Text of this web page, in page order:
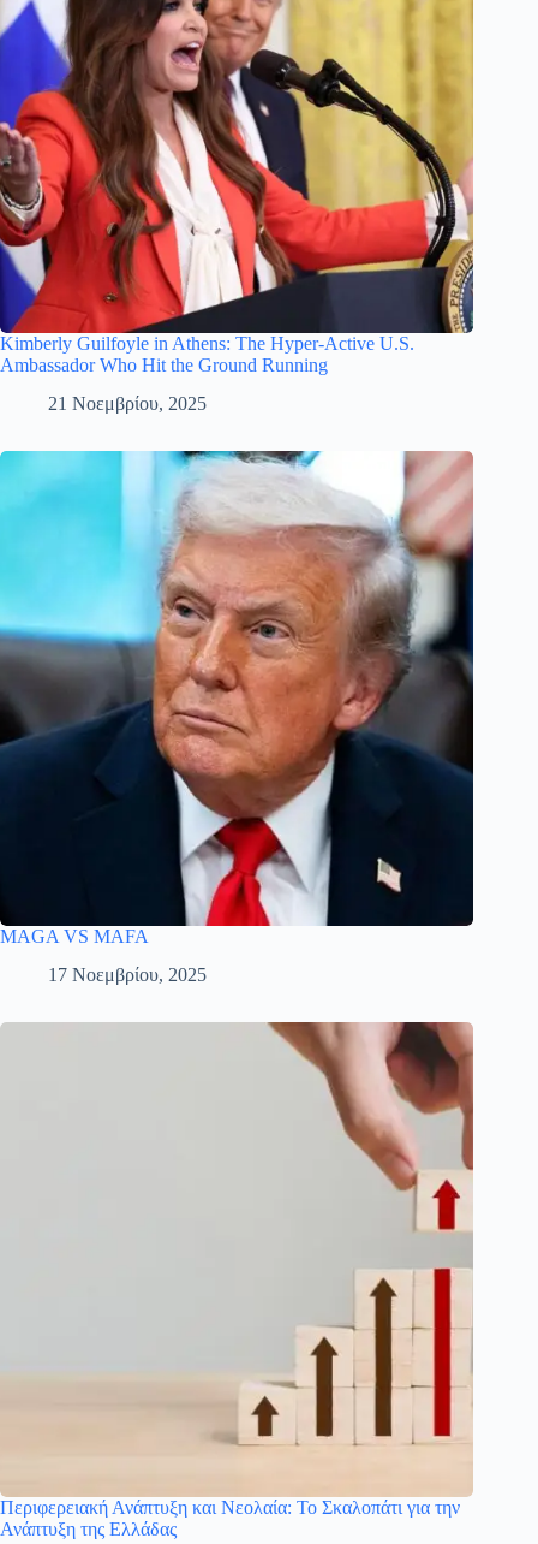
Kimberly Guilfoyle in Athens: The Hyper-Active U.S.
Ambassador Who Hit the Ground Running
21 Νοεμβρίου, 2025
MAGA VS MAFA
17 Νοεμβρίου, 2025
Περιφερειακή Ανάπτυξη και Νεολαία: Το Σκαλοπάτι για την
Ανάπτυξη της Ελλάδας